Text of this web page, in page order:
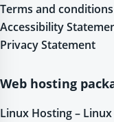
Terms and
Accessibility
Privacy Statement
Web hosting
Linux Hosting –